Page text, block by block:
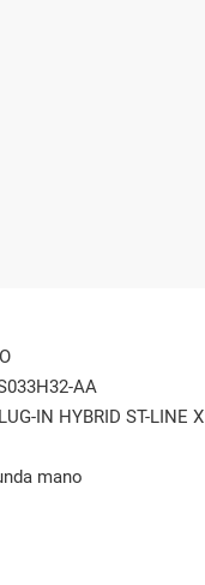
AA
IN HYBRID ST-LINE X
mano